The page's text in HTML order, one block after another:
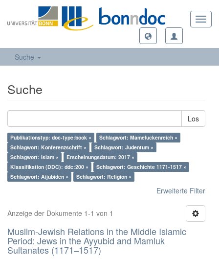
Suche
Suche
Los
Publikationstyp: doc-type:book ×
Schlagwort: Mameluckenreich ×
Schlagwort: Konferenzschrift ×
Schlagwort: Judentum ×
Schlagwort: Islam ×
Erscheinungsdatum: 2017 ×
Klassifikation (DDC): ddc:200 ×
Schlagwort: Geschichte 1171-1517 ×
Schlagwort: Aijubiden ×
Schlagwort: Religion ×
Erweiterte Filter
Anzeige der Dokumente 1-1 von 1
Muslim-Jewish Relations in the Middle Islamic
Period: Jews in the Ayyubid and Mamluk
Sultanates (1171–1517)